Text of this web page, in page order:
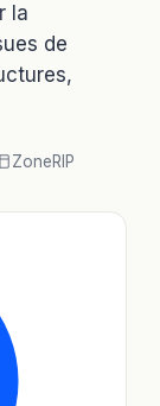
la
de
ZoneRIP